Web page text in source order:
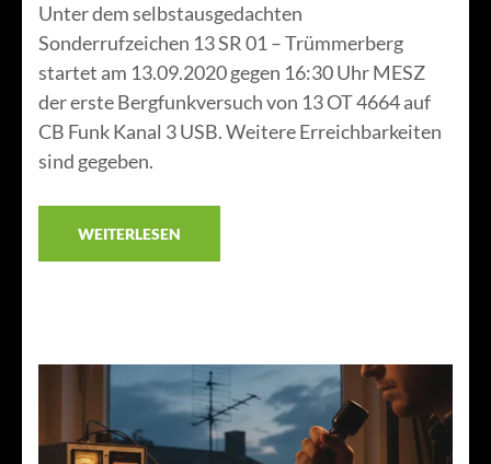
Unter dem selbstausgedachten
Sonderrufzeichen 13 SR 01 – Trümmerberg
startet am 13.09.2020 gegen 16:30 Uhr MESZ
der erste Bergfunkversuch von 13 OT 4664 auf
CB Funk Kanal 3 USB. Weitere Erreichbarkeiten
sind gegeben.
WEITERLESEN